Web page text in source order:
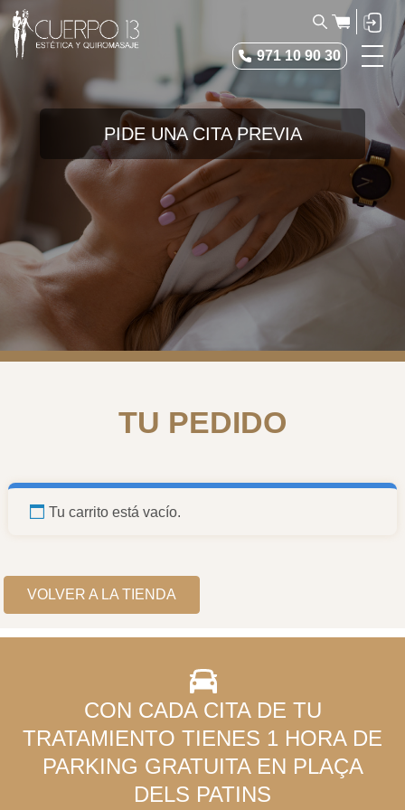
971 10 90 30
Estética
Medicina Estética
Tienda
Cuerpo 13
Blog
Contacto
PIDE UNA CITA PREVIA
TU PEDIDO
Tu carrito está vacío.
VOLVER A LA TIENDA
CON CADA CITA DE TU
TRATAMIENTO TIENES 1 HORA DE
PARKING GRATUITA EN PLAÇA
DELS PATINS